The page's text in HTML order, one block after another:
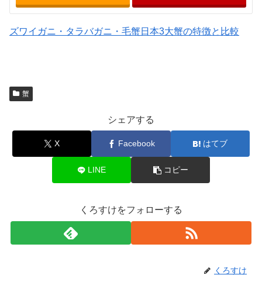
ズワイガニ・タラバガニ・毛蟹日本3大蟹の特徴と比較
蟹
シェアする
X Facebook はてブ
LINE コピー
くろすけをフォローする
くろすけ